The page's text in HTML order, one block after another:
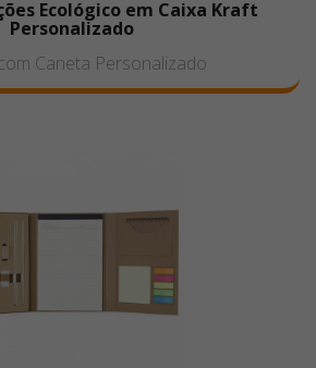
Ecológico em Caixa Kraft
Personalizado
Caneta Personalizado